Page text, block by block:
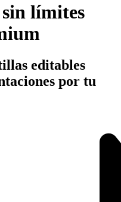
límites
editables
por tu